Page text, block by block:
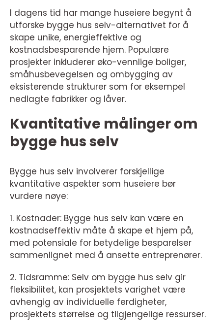
I dagens tid har mange huseiere begynt å
utforske bygge hus selv-alternativet for å
skape unike, energieffektive og
kostnadsbesparende hjem. Populære
prosjekter inkluderer øko-vennlige boliger,
småhusbevegelsen og ombygging av
eksisterende strukturer som for eksempel
nedlagte fabrikker og låver.
Kvantitative målinger om
bygge hus selv
Bygge hus selv involverer forskjellige
kvantitative aspekter som huseiere bør
vurdere nøye:
1. Kostnader: Bygge hus selv kan være en
kostnadseffektiv måte å skape et hjem på,
med potensiale for betydelige besparelser
sammenlignet med å ansette entreprenører.
2. Tidsramme: Selv om bygge hus selv gir
fleksibilitet, kan prosjektets varighet være
avhengig av individuelle ferdigheter,
prosjektets størrelse og tilgjengelige ressurser.